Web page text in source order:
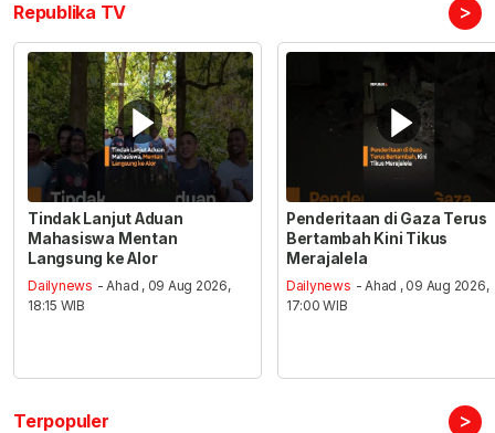
Republika TV >
Tindak Lanjut Aduan
Mahasiswa Mentan
Langsung ke Alor
Dailynews - Ahad , 09 Aug 2026,
18:15 WIB
Penderitaan di Gaza Terus
Bertambah Kini Tikus
Merajalela
Dailynews - Ahad , 09 Aug 2026,
17:00 WIB
Terpopuler >